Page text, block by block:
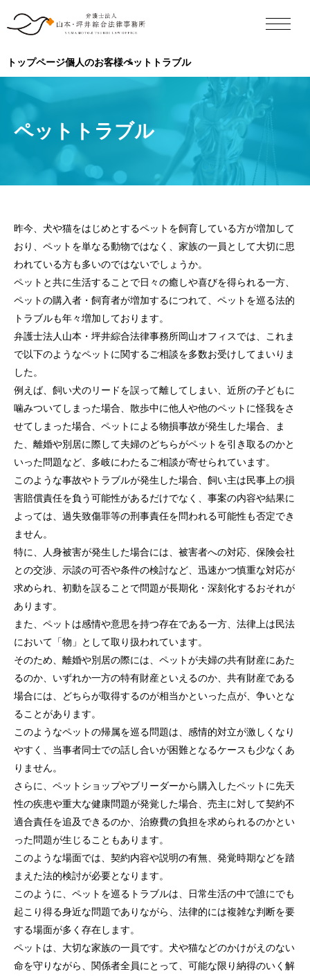
トップページ
個人のお客様
法人のお客様
事務所紹介
弁護士紹介
特別顧問
ご相談の流れ
解決事例
トップページ個人のお客様ペットトラブル
ペットトラブル
昨今、犬や猫をはじめとするペットを飼育している方が増加して
おり、ペットを単なる動物ではなく、家族の一員として大切に思
われている方も多いのではないでしょうか。
ペットと共に生活することで日々の癒しや喜びを得られる一方、
ペットの購入者・飼育者が増加するにつれて、ペットを巡る法的
トラブルも年々増加しております。
弁護士法人山本・坪井綜合法律事務所岡山オフィスでは、これま
で以下のようなペットに関するご相談を多数お受けしてまいりま
した。
例えば、飼い犬のリードを誤って離してしまい、近所の子どもに
噛みついてしまった場合、散歩中に他人や他のペットに怪我をさ
せてしまった場合、ペットによる物損事故が発生した場合、ま
た、離婚や別居に際して夫婦のどちらがペットを引き取るのかと
いった問題など、多岐にわたるご相談が寄せられています。
このような事故やトラブルが発生した場合、飼い主は民事上の損
害賠償責任を負う可能性があるだけでなく、事案の内容や結果に
よっては、過失致傷罪等の刑事責任を問われる可能性も否定でき
ません。
特に、人身被害が発生した場合には、被害者への対応、保険会社
との交渉、示談の可否や条件の検討など、迅速かつ慎重な対応が
求められ、初動を誤ることで問題が長期化・深刻化するおそれが
あります。
また、ペットは感情や意思を持つ存在である一方、法律上は民法
において「物」として取り扱われています。
そのため、離婚や別居の際には、ペットが夫婦の共有財産にあた
るのか、いずれか一方の特有財産といえるのか、共有財産である
場合には、どちらが取得するのが相当かといった点が、争いとな
ることがあります。
このようなペットの帰属を巡る問題は、感情的対立が激しくなり
やすく、当事者同士での話し合いが困難となるケースも少なくあ
りません。
さらに、ペットショップやブリーダーから購入したペットに先天
性の疾患や重大な健康問題が発覚した場合、売主に対して契約不
適合責任を追及できるのか、治療費の負担を求められるのかとい
った問題が生じることもあります。
このような場面では、契約内容や説明の有無、発覚時期などを踏
まえた法的検討が必要となります。
このように、ペットを巡るトラブルは、日常生活の中で誰にでも
起こり得る身近な問題でありながら、法律的には複雑な判断を要
する場面が多く存在します。
ペットは、大切な家族の一員です。犬や猫などのかけがえのない
命を守りながら、関係者全員にとって、可能な限り納得のいく解